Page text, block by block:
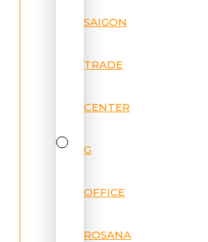
SAIGON
TRADE
CENTER
G
OFFICE
ROSANA